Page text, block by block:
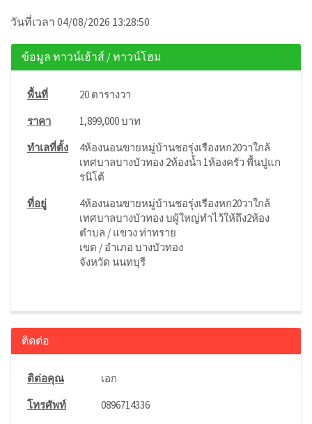
วันที่เวลา 04/08/2026 13:28:50
ข้อมูล ทาวน์เฮ้าส์ / ทาวน์โฮม
พื้นที่
20 ตารางวา
ราคา
1,899,000 บาท
ทำเลที่ตั้ง
4ห้องนอนขายหมู่บ้านชอรุ่งเรืองหก20วาใกล้
เทศบาลบางบัวทอง 2ห้องน้ำ 1ห้องครัว พื้นปูแก
รนิโต้
ที่อยู่
4ห้องนอนขายหมู่บ้านชอรุ่งเรืองหก20วาใกล้
เทศบาลบางบัวทอง บผู้ใหญ่ทำไว้ให้ถึง2ห้อง
ตำบล / แขวง ท่าทราย
เขต / อำเภอ บางบัวทอง
จังหวัด นนทบุรี
ติดต่อ
ติต่อคุณ
เอก
โทรศัพท์
0896714336